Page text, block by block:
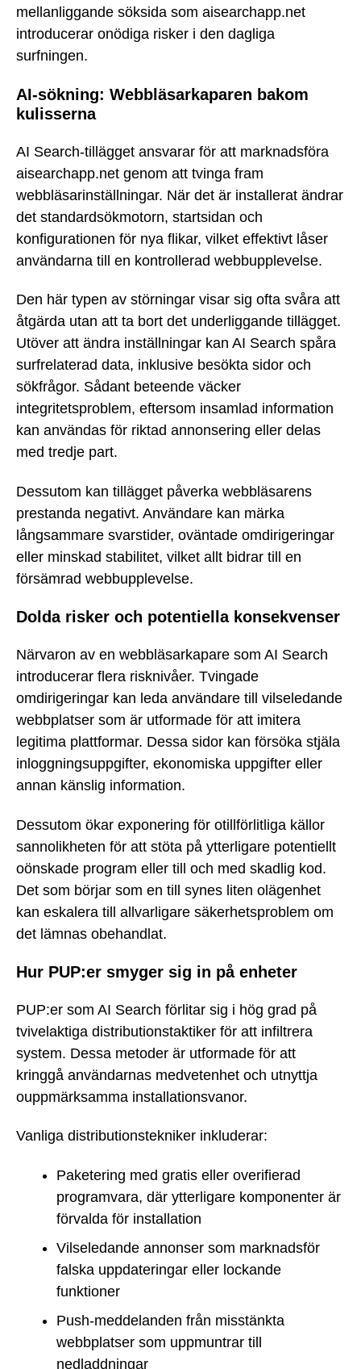
mellanliggande söksida som aisearchapp.net
introducerar onödiga risker i den dagliga
surfningen.
AI-sökning: Webbläsarkaparen bakom
kulisserna
AI Search-tillägget ansvarar för att marknadsföra
aisearchapp.net genom att tvinga fram
webbläsarinställningar. När det är installerat ändrar
det standardsökmotorn, startsidan och
konfigurationen för nya flikar, vilket effektivt låser
användarna till en kontrollerad webbupplevelse.
Den här typen av störningar visar sig ofta svåra att
åtgärda utan att ta bort det underliggande tillägget.
Utöver att ändra inställningar kan AI Search spåra
surfrelaterad data, inklusive besökta sidor och
sökfrågor. Sådant beteende väcker
integritetsproblem, eftersom insamlad information
kan användas för riktad annonsering eller delas
med tredje part.
Dessutom kan tillägget påverka webbläsarens
prestanda negativt. Användare kan märka
långsammare svarstider, oväntade omdirigeringar
eller minskad stabilitet, vilket allt bidrar till en
försämrad webbupplevelse.
Dolda risker och potentiella konsekvenser
Närvaron av en webbläsarkapare som AI Search
introducerar flera risknivåer. Tvingade
omdirigeringar kan leda användare till vilseledande
webbplatser som är utformade för att imitera
legitima plattformar. Dessa sidor kan försöka stjäla
inloggningsuppgifter, ekonomiska uppgifter eller
annan känslig information.
Dessutom ökar exponering för otillförlitliga källor
sannolikheten för att stöta på ytterligare potentiellt
oönskade program eller till och med skadlig kod.
Det som börjar som en till synes liten olägenhet
kan eskalera till allvarligare säkerhetsproblem om
det lämnas obehandlat.
Hur PUP:er smyger sig in på enheter
PUP:er som AI Search förlitar sig i hög grad på
tvivelaktiga distributionstaktiker för att infiltrera
system. Dessa metoder är utformade för att
kringgå användarnas medvetenhet och utnyttja
ouppmärksamma installationsvanor.
Vanliga distributionstekniker inkluderar:
Paketering med gratis eller overifierad
programvara, där ytterligare komponenter är
förvalda för installation
Vilseledande annonser som marknadsför
falska uppdateringar eller lockande
funktioner
Push-meddelanden från misstänkta
webbplatser som uppmuntrar till
nedladdningar